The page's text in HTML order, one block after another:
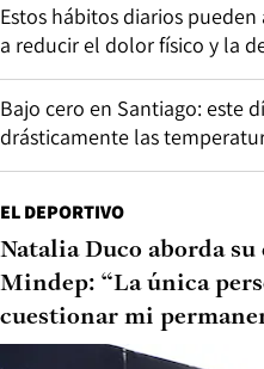
Estos hábitos diarios
a reducir el dolor físico y la
Bajo cero en Santiago: este
drásticamente las
EL DEPORTIVO
Natalia Duco aborda
Mindep: “La única
cuestionar mi